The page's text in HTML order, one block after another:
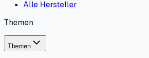
Alle Hersteller
Themen
Themen